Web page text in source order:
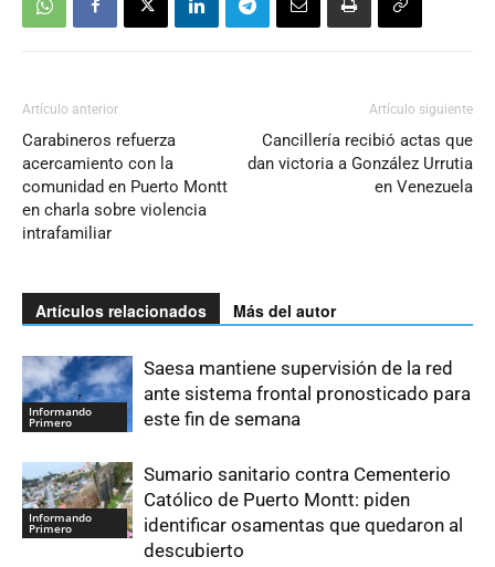
Artículo anterior
Carabineros refuerza
acercamiento con la
comunidad en Puerto Montt
en charla sobre violencia
intrafamiliar
Artículo siguiente
Cancillería recibió actas que
dan victoria a González Urrutia
en Venezuela
Artículos relacionados Más del autor
Informando
Primero
Saesa mantiene supervisión de la red
ante sistema frontal pronosticado para
este fin de semana
Informando
Primero
Sumario sanitario contra Cementerio
Católico de Puerto Montt: piden
identificar osamentas que quedaron al
descubierto